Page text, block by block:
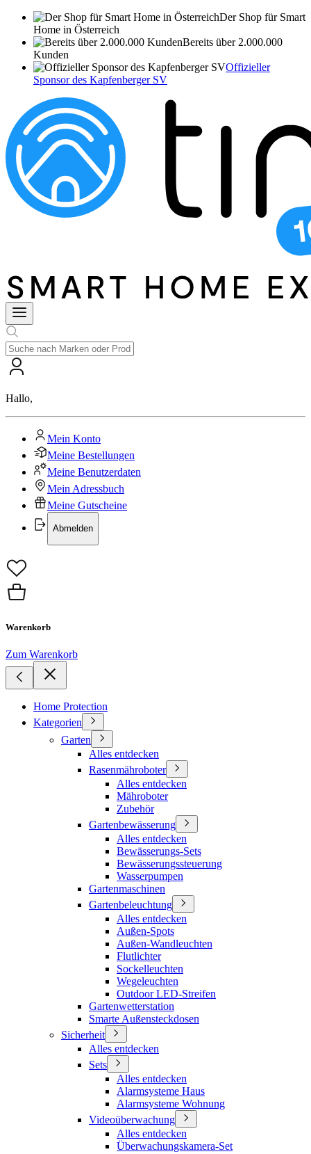
Der Shop für Smart
Home in Österreich
Bereits über 2.000.000
Kunden
Offizieller
Sponsor des Kapfenberger SV
Hallo,
Mein Konto
Meine Bestellungen
Meine Benutzerdaten
Mein Adressbuch
Meine Gutscheine
Abmelden
Warenkorb
Zum Warenkorb
Home Protection
Kategorien
Garten
Alles entdecken
Rasenmähroboter
Alles entdecken
Mähroboter
Zubehör
Gartenbewässerung
Alles entdecken
Bewässerungs-Sets
Bewässerungssteuerung
Wasserpumpen
Gartenmaschinen
Gartenbeleuchtung
Alles entdecken
Außen-Spots
Außen-Wandleuchten
Flutlichter
Sockelleuchten
Wegeleuchten
Outdoor LED-Streifen
Gartenwetterstation
Smarte Außensteckdosen
Sicherheit
Alles entdecken
Sets
Alles entdecken
Alarmsysteme Haus
Alarmsysteme Wohnung
Videoüberwachung
Alles entdecken
Überwachungskamera-Set